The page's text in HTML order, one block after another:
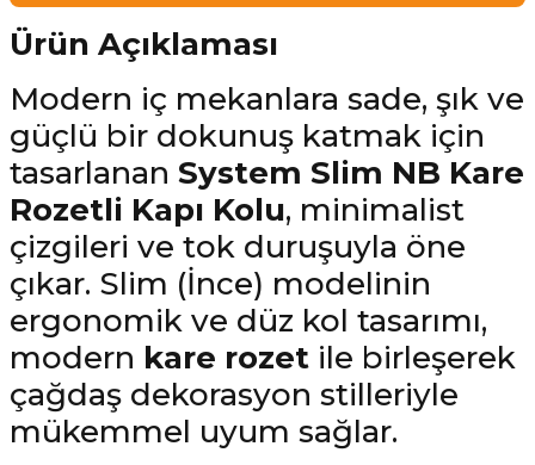
Ürün Açıklaması
Modern iç mekanlara sade, şık ve
güçlü bir dokunuş katmak için
tasarlanan System Slim NB Kare
Rozetli Kapı Kolu, minimalist
çizgileri ve tok duruşuyla öne
çıkar. Slim (İnce) modelinin
ergonomik ve düz kol tasarımı,
modern kare rozet ile birleşerek
çağdaş dekorasyon stilleriyle
mükemmel uyum sağlar.